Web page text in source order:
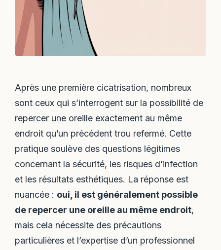
Après une première cicatrisation, nombreux
sont ceux qui s’interrogent sur la possibilité de
repercer une oreille exactement au même
endroit qu’un précédent trou refermé. Cette
pratique soulève des questions légitimes
concernant la sécurité, les risques d’infection
et les résultats esthétiques. La réponse est
nuancée : oui, il est généralement possible
de repercer une oreille au même endroit,
mais cela nécessite des précautions
particulières et l’expertise d’un professionnel